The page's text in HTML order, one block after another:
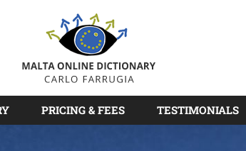
PRICING & FEES TESTIMONIALS